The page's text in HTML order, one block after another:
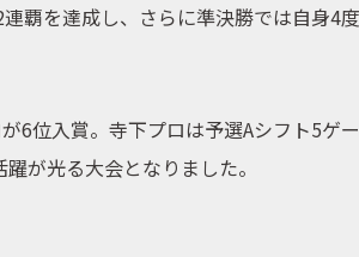
覇を達成し、さらに準決勝では自身4
6位入賞。寺下プロは予選Aシフト5ゲ
が光る大会となりました。